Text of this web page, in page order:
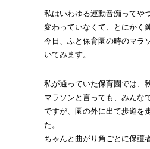
私はいわゆる運動音痴ってや
変わっていなくて、とにかく
今日、ふと保育園の時のマラ
いてみます。
私が通っていた保育園では、
マラソンと言っても、みんな
ですが、園の外に出て歩道を
た。
ちゃんと曲がり角ごとに保護